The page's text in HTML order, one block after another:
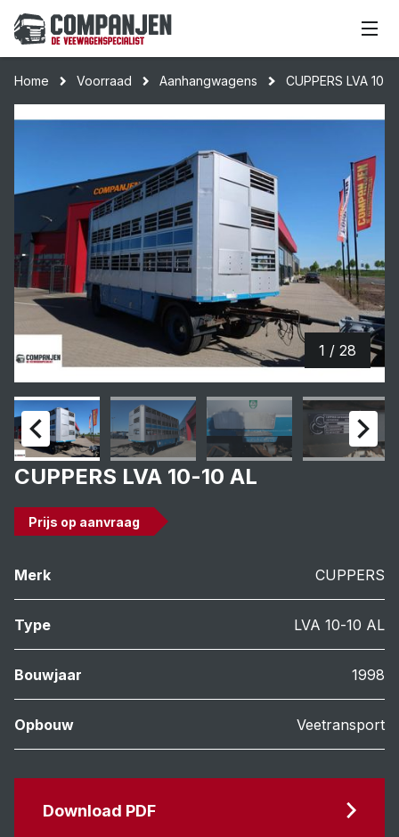
Home Voorraad Aanhangwagens CUPPERS LVA 10-
1 / 28
CUPPERS LVA 10-10 AL
Prijs op aanvraag
Merk CUPPERS
Type LVA 10-10 AL
Bouwjaar 1998
Opbouw Veetransport
Download PDF